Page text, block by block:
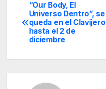
Navegación
de
“Our Body, El
Universo Dentro”, se
queda en el Clavijero
hasta el 2 de
diciembre